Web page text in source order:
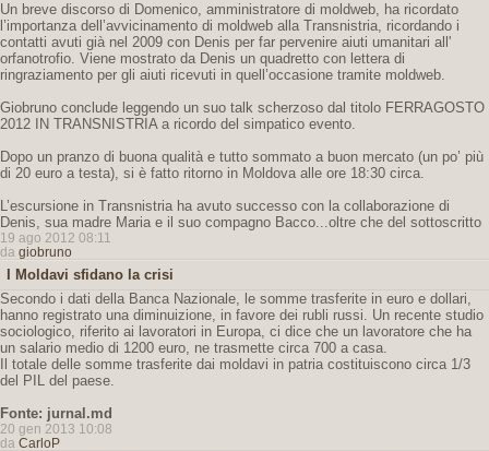
Un breve discorso di Domenico, amministratore di moldweb, ha ricordato
l’importanza dell’avvicinamento di moldweb alla Transnistria, ricordando i
contatti avuti già nel 2009 con Denis per far pervenire aiuti umanitari all'
orfanotrofio. Viene mostrato da Denis un quadretto con lettera di
ringraziamento per gli aiuti ricevuti in quell’occasione tramite moldweb.
Giobruno conclude leggendo un suo talk scherzoso dal titolo FERRAGOSTO
2012 IN TRANSNISTRIA a ricordo del simpatico evento.
Dopo un pranzo di buona qualità e tutto sommato a buon mercato (un po’ più
di 20 euro a testa), si è fatto ritorno in Moldova alle ore 18:30 circa.
L’escursione in Transnistria ha avuto successo con la collaborazione di
Denis, sua madre Maria e il suo compagno Bacco...oltre che del sottoscritto
19 ago 2012 08:11
da giobruno
I Moldavi sfidano la crisi
Secondo i dati della Banca Nazionale, le somme trasferite in euro e dollari,
hanno registrato una diminuizione, in favore dei rubli russi. Un recente studio
sociologico, riferito ai lavoratori in Europa, ci dice che un lavoratore che ha
un salario medio di 1200 euro, ne trasmette circa 700 a casa.
Il totale delle somme trasferite dai moldavi in patria costituiscono circa 1/3
del PIL del paese.
Fonte: jurnal.md
20 gen 2013 10:08
da CarloP